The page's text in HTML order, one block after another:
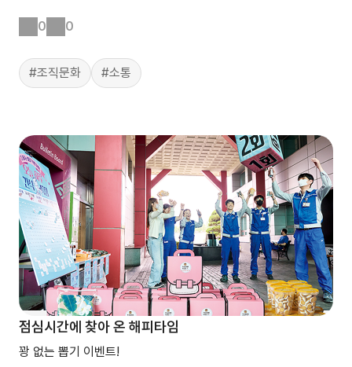
0 0
#조직문화 #소통
점심시간에 찾아 온 해피타임
꽝 없는 뽑기 이벤트!